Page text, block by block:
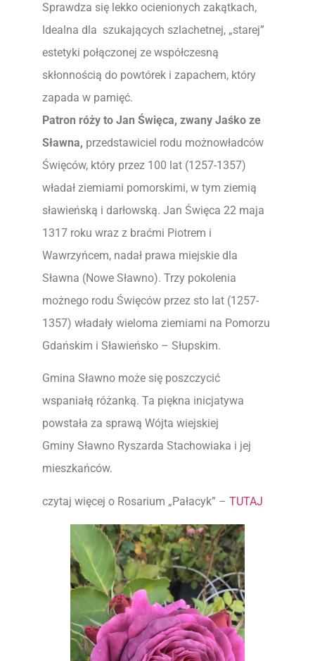
Sprawdza się lekko ocienionych zakątkach,
Idealna dla szukających szlachetnej, „starej”
estetyki połączonej ze współczesną
skłonnością do powtórek i zapachem, który
zapada w pamięć.
Patron róży to Jan Święca, zwany Jaśko ze
Sławna, przedstawiciel rodu możnowładców
Święców, który przez 100 lat (1257-1357)
władał ziemiami pomorskimi, w tym ziemią
sławieńską i darłowską. Jan Święca 22 maja
1317 roku wraz z braćmi Piotrem i
Wawrzyńcem, nadał prawa miejskie dla
Sławna (Nowe Sławno). Trzy pokolenia
możnego rodu Święców przez sto lat (1257-
1357) władały wieloma ziemiami na Pomorzu
Gdańskim i Sławieńsko – Słupskim.
Gmina Sławno może się poszczycić
wspaniałą różanką. Ta piękna inicjatywa
powstała za sprawą Wójta wiejskiej
Gminy Sławno Ryszarda Stachowiaka i jej
mieszkańców.
czytaj więcej o Rosarium „Pałacyk” – TUTAJ